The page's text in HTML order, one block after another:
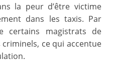
la peur d’être victime
dans les taxis. Par
certains magistrats de
ce qui accentue